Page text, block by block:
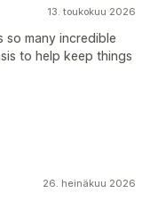
13. toukokuu 2026
so many incredible
to help keep things
26. heinäkuu 2026